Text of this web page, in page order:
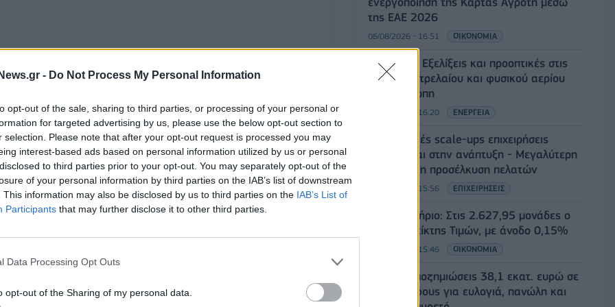
- Do Not Process My Personal Information
opt-out of the sale, sharing to third parties, or processing of your personal or
for targeted advertising by us, please use the below opt-out section to
selection. Please note that after your opt-out request is processed you may
interest-based ads based on personal information utilized by us or personal
to third parties prior to your opt-out. You may separately opt-out of the
of your personal information by third parties on the IAB’s list of downstream
This information may also be disclosed by us to third parties on the IAB’s List of
Participants that may further disclose it to other third parties.
Data Processing Opt Outs
opt-out of the Sharing of my personal data.
αυτοί κατά τα τελευταία χρόνια έχουν
από ενδιαφερόμενους αγοραστές οι οποίες όμως
αναφέρει η σχετική ανακοίνωση της
αναφορικά με το 08/03/2024
σε φημολογία περί ενδεχόμενης πώλησης της
και σε συνέχεια σχετικής επικοινωνίας με τους
το επενδυτικό κοινό ότι δεν υφίστανται
για την εξαγορά του πλειοψηφικού πακέτου
δημοσίευμα. Επιπρόσθετα, όπως επίσης
κατά τα τελευταία χρόνια έχουν δεχθεί, και
της ΕΑΕ 2026
06/08/2026 - 16:51 ΟΙΚΟΝΟΜΙΑ
Eurobank: Εξελίξεις και προοπτικές στις
αγορές πετρελαίου και φυσικού αερίου
στην Ευρώπη
06/08/2026 - 16:20 ΕΝΕΡΓΕΙΑ
Οι ελληνικές scale-ups επιχειρήσεις
στρέφονται στην ανάπτυξη - Μεγαλύτερη
πρόκληση η προσέλκυση πελατών
06/08/2026 - 15:56 ΕΠΙΧΕΙΡΗΣΕΙΣ
Χρηματιστήριο: Στις 2.627,95 μονάδες ο
Γενικός Δείκτης Τιμών, με άνοδο 0,15%
06/08/2026 - 15:46 ΟΙΚΟΝΟΜΙΑ
ΥΠΑΑΤ: Αποζημιώσεις 38,1 εκατ. ευρώ σε
κτηνοτρόφους για ευλογιά, πανώλη και